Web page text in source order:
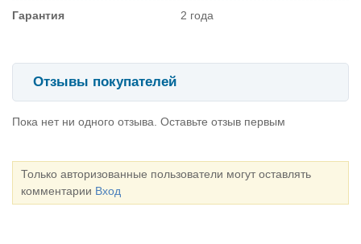
Гарантия 2 года
Отзывы покупателей
Пока нет ни одного отзыва. Оставьте отзыв первым
Только авторизованные пользователи могут оставлять
комментарии Вход